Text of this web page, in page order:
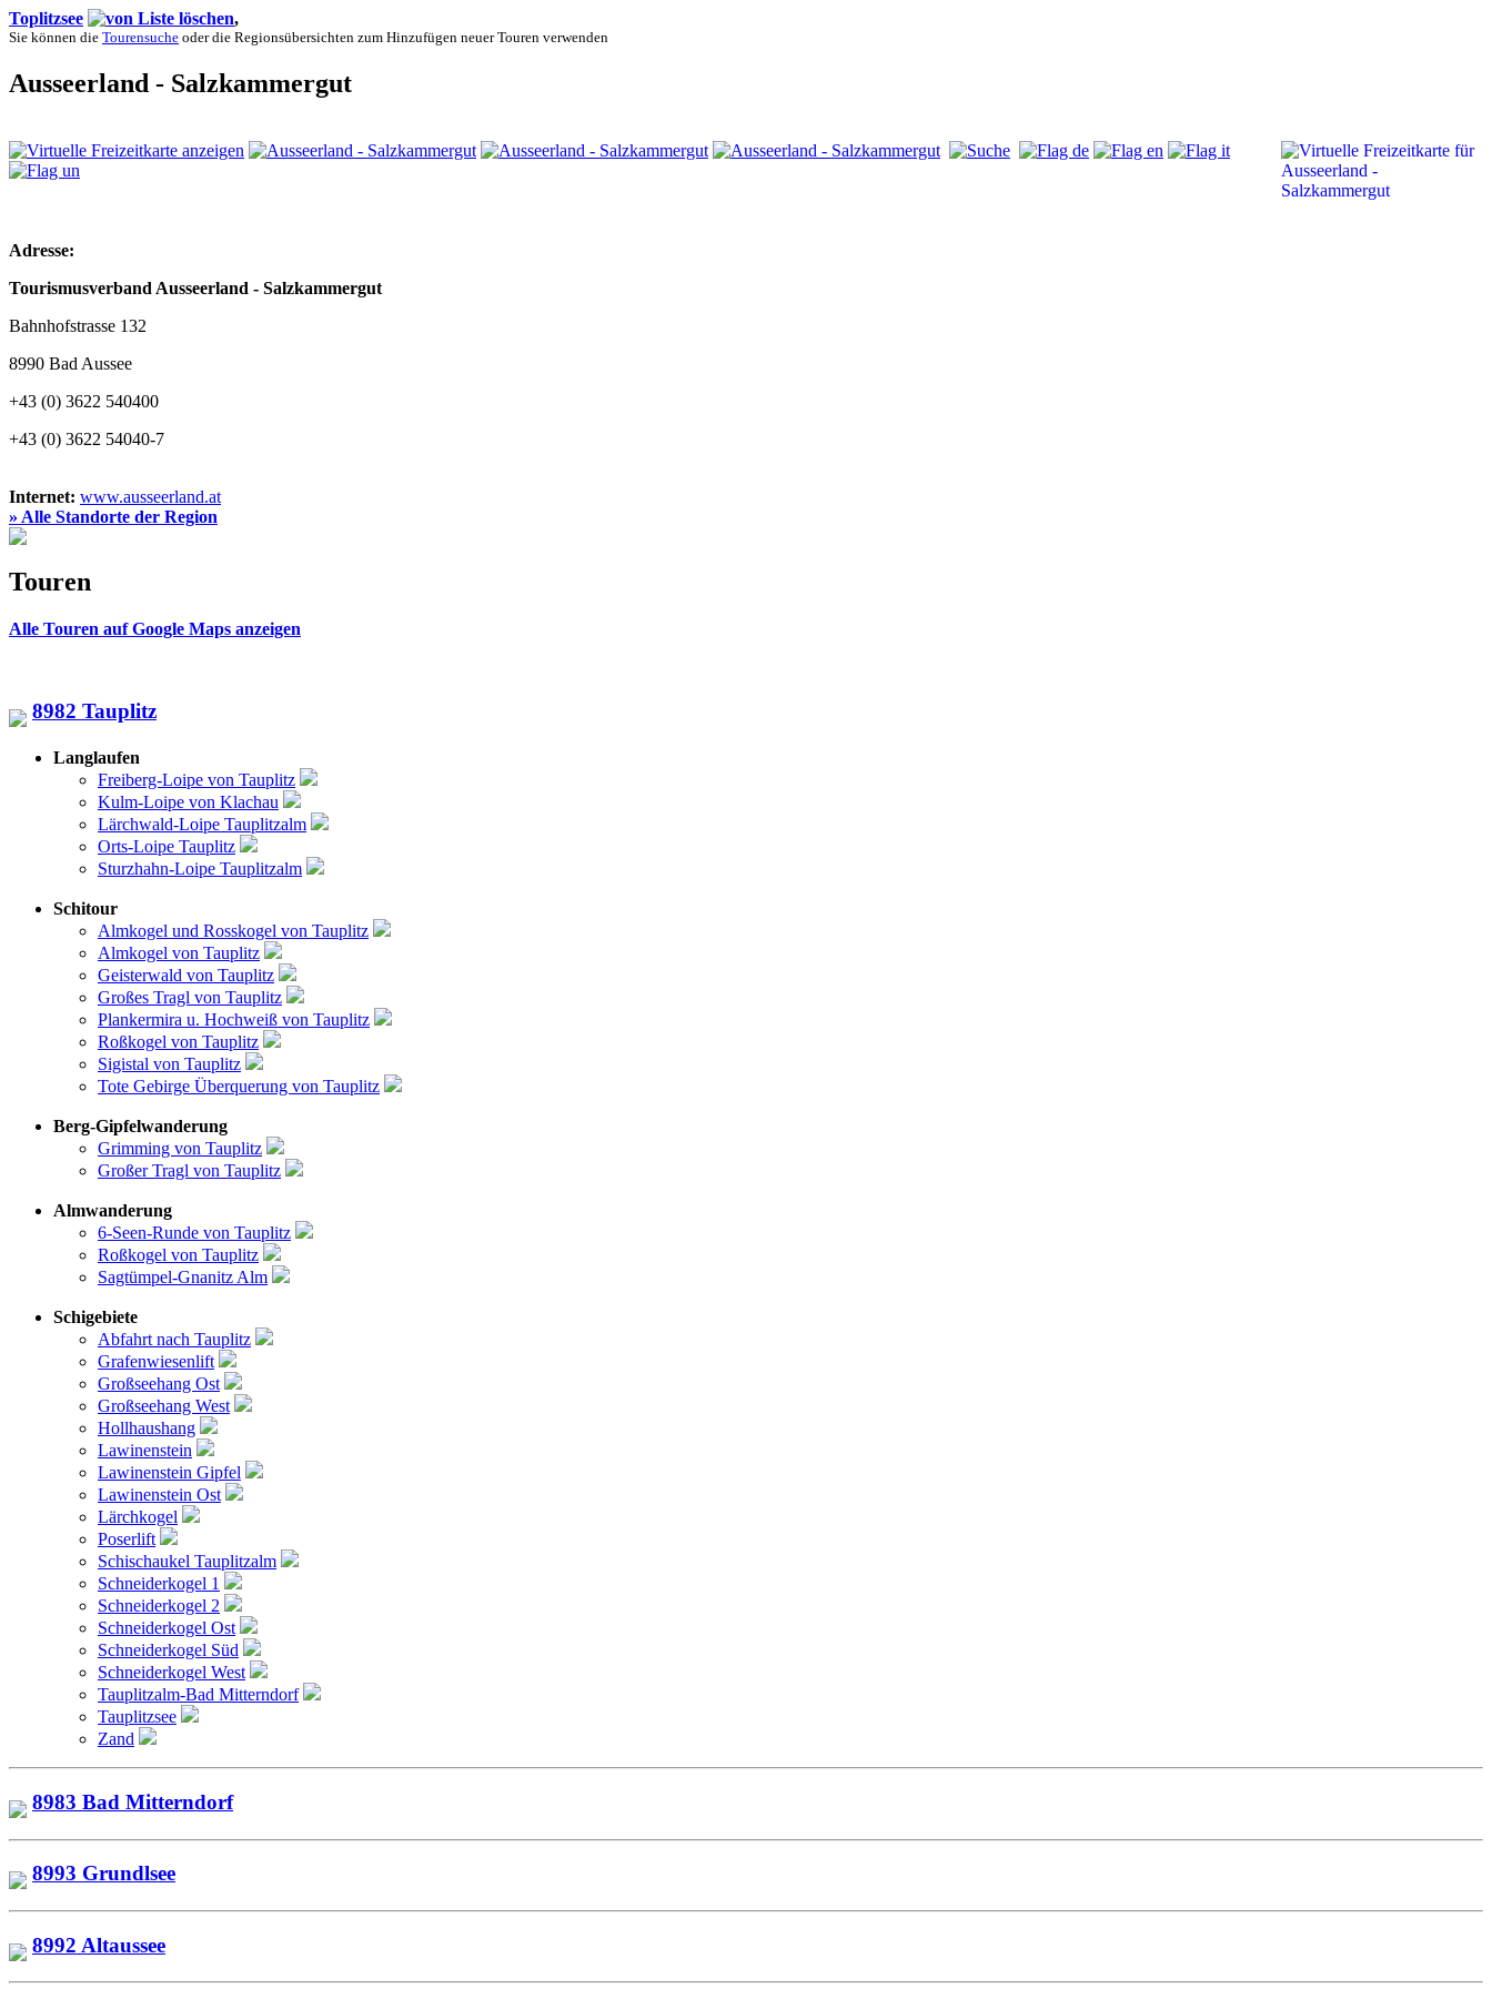
Toplitzsee ,
Sie können die Tourensuche oder die Regionsübersichten zum Hinzufügen neuer Touren verwenden
Ausseerland - Salzkammergut
Adresse:
Tourismusverband Ausseerland - Salzkammergut
Bahnhofstrasse 132
8990 Bad Aussee
+43 (0) 3622 540400
+43 (0) 3622 54040-7
Internet: www.ausseerland.at
» Alle Standorte der Region
Touren
Alle Touren auf Google Maps anzeigen
8982 Tauplitz
Langlaufen
Freiberg-Loipe von Tauplitz
Kulm-Loipe von Klachau
Lärchwald-Loipe Tauplitzalm
Orts-Loipe Tauplitz
Sturzhahn-Loipe Tauplitzalm
Schitour
Almkogel und Rosskogel von Tauplitz
Almkogel von Tauplitz
Geisterwald von Tauplitz
Großes Tragl von Tauplitz
Plankermira u. Hochweiß von Tauplitz
Roßkogel von Tauplitz
Sigistal von Tauplitz
Tote Gebirge Überquerung von Tauplitz
Berg-Gipfelwanderung
Grimming von Tauplitz
Großer Tragl von Tauplitz
Almwanderung
6-Seen-Runde von Tauplitz
Roßkogel von Tauplitz
Sagtümpel-Gnanitz Alm
Schigebiete
Abfahrt nach Tauplitz
Grafenwiesenlift
Großseehang Ost
Großseehang West
Hollhaushang
Lawinenstein
Lawinenstein Gipfel
Lawinenstein Ost
Lärchkogel
Poserlift
Schischaukel Tauplitzalm
Schneiderkogel 1
Schneiderkogel 2
Schneiderkogel Ost
Schneiderkogel Süd
Schneiderkogel West
Tauplitzalm-Bad Mitterndorf
Tauplitzsee
Zand
8983 Bad Mitterndorf
8993 Grundlsee
8992 Altaussee